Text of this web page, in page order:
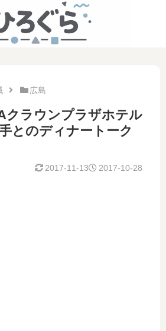
広島
クラウンプラザホテル
とのディナートーク
2017-10-28
2017-11-13